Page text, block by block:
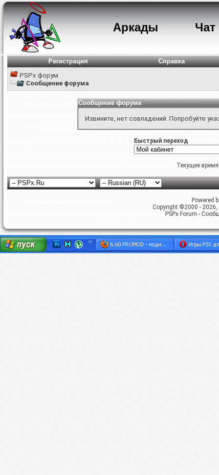
Аркады Чат
Регистрация
Справка
PSPx форум
Сообщение форума
Сообщение форума
Извините, нет совпадений. Попробуйте
Быстрый переход
Текущее
Powered
Copyright ©2000 -
PSPx Forum -